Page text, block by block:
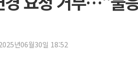
뉴욕증시 개
보훈부, 미
李 "해남 태
년06월30일 18:52